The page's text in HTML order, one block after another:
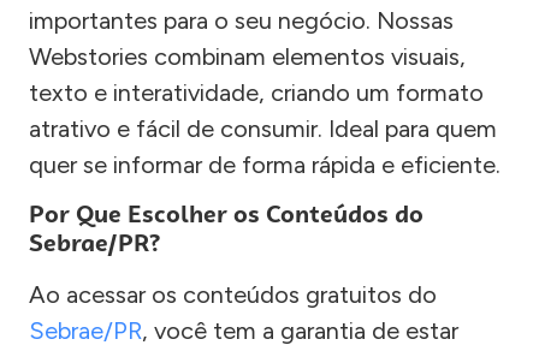
importantes para o seu negócio. Nossas
Webstories combinam elementos visuais,
texto e interatividade, criando um formato
atrativo e fácil de consumir. Ideal para quem
quer se informar de forma rápida e eficiente.
Por Que Escolher os Conteúdos do
Sebrae/PR?
Ao acessar os conteúdos gratuitos do
Sebrae/PR, você tem a garantia de estar